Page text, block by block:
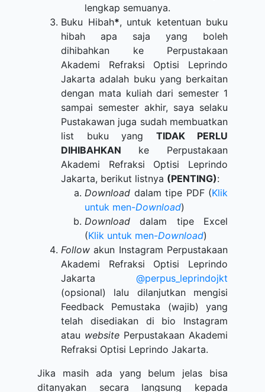
lengkap semuanya.
Buku Hibah*, untuk ketentuan buku
hibah apa saja yang boleh
dihibahkan ke Perpustakaan
Akademi Refraksi Optisi Leprindo
Jakarta adalah buku yang berkaitan
dengan mata kuliah dari semester 1
sampai semester akhir, saya selaku
Pustakawan juga sudah membuatkan
list buku yang TIDAK PERLU
DIHIBAHKAN ke Perpustakaan
Akademi Refraksi Optisi Leprindo
Jakarta, berikut listnya (PENTING):
Download dalam tipe PDF (Klik
untuk men-Download)
Downloaddalam tipe Excel
(Klik untuk men-Download)
Followakun Instagram Perpustakaan
Akademi Refraksi Optisi Leprindo
Jakarta @perpus_leprindojkt
(opsional) lalu dilanjutkan mengisi
Feedback Pemustaka (wajib) yang
telah disediakan di bio Instagram
atau website Perpustakaan Akademi
Refraksi Optisi Leprindo Jakarta.
Jika masih ada yang belum jelas bisa
ditanyakan secara langsung kepada